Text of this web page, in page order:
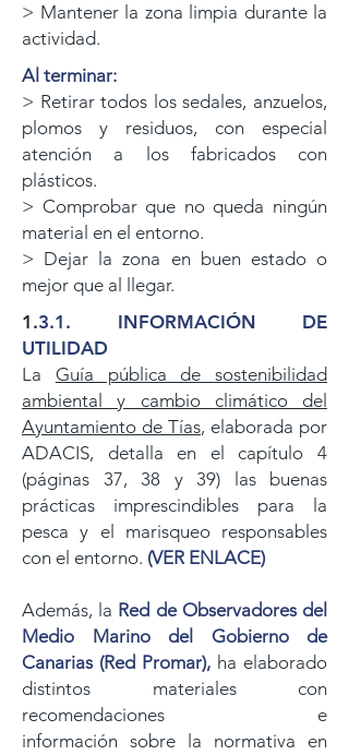
> Mantener la zona limpia durante la
actividad.
Al terminar:
> Retirar todos los sedales, anzuelos,
plomos y residuos, con especial
atención a los fabricados con
plásticos.
> Comprobar que no queda ningún
material en el entorno.
> Dejar la zona en buen estado o
mejor que al llegar.
1.3.1. INFORMACIÓN DE
UTILIDAD
La Guía pública de sostenibilidad
ambiental y cambio climático del
Ayuntamiento de Tías, elaborada por
ADACIS, detalla en el capítulo 4
(páginas 37, 38 y 39) las buenas
prácticas imprescindibles para la
pesca y el marisqueo responsables
con el entorno. (VER ENLACE)
Además, la Red de Observadores del
Medio Marino del Gobierno de
Canarias (Red Promar), ha elaborado
distintos materiales con
recomendaciones e
información sobre la normativa en